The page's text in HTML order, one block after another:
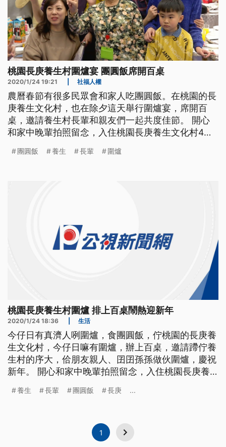
桃園長庚養生村圍爐宴 團圓飯席開百桌
2020/1/24 19:21 社福人權
農曆春節有很多民眾會和家人吃團圓飯。在桃園的長
庚養生文化村，也在除夕這天舉行圍爐宴，席開百
桌，邀請養生村長輩和親友們一起共度佳節。 開心
和家中晚輩拍照留念，入住桃園長庚養生文化村4年
楊霞說：「我住在這裡很開心。經歷戰爭又光復的時
團圓飯 養生 長輩 圍爐
桃園長庚養生村圍爐 排上百桌鬧熱迎新年
2020/1/24 18:36 生活
今仔日有真濟人咧圍爐，食團圓飯，佇桃園的長庚養
生文化村，今仔日嘛有圍爐，辦上百桌，邀請蹛佇養
生村的序大，佮朋友親人、囝囝孫孫做伙圍爐，慶祝
新年。 開心和家中晚輩拍照留念，入住桃園長庚養
團圓飯。 ==桃園長庚養生文化村長輩 楊霞== 我住
養生 長輩 團圓飯 長庚 ...
1